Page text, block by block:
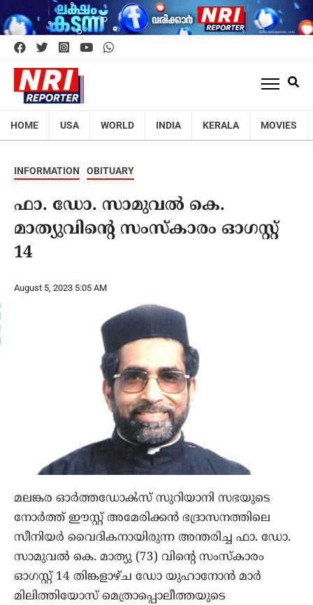
HOME USA WORLD INDIA KERALA MOVIES
INFORMATION OBITUARY
ഫാ. ഡോ. സാമുവൽ കെ.
മാത്യുവിന്റെ സംസ്‌കാരം ഓഗസ്റ്റ്
14
August 5, 2023 5:05 AM
മലങ്കര ഓർത്തഡോൿസ് സുറിയാനി സഭയുടെ
നോർത്ത് ഈസ്റ്റ് അമേരിക്കൻ ഭദ്രാസനത്തിലെ
സീനിയർ വൈദികനായിരുന്ന അന്തരിച്ച ഫാ. ഡോ.
സാമുവൽ കെ. മാത്യു (73) വിന്റെ സംസ്‌കാരം
ഓഗസ്റ്റ് 14 തിങ്കളാഴ്ച ഡോ യുഹാനോന്‍ മാര്‍
മിലിത്തിയോസ് മെത്രാപ്പൊലീത്തയുടെ